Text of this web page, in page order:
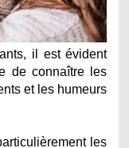
il est évident
de connaître les
et les humeurs
les